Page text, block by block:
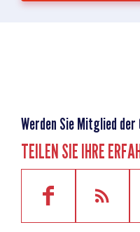
Werden Sie Mitglied
TEILEN SIE IHRE